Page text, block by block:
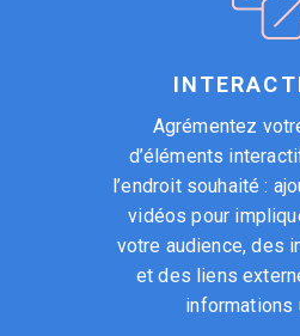
Agrémentez
d’éléments
l’endroit souhaité :
vidéos pour
votre audience, des
et des liens
informations